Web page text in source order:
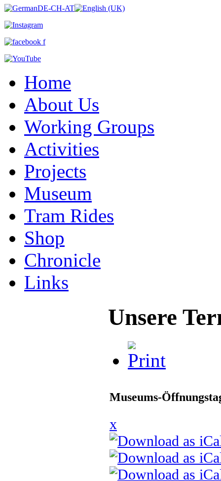
Home
About Us
Working Groups
Activities
Projects
Museum
Tram Rides
Shop
Chronicle
Links
Unsere
Museums-
x